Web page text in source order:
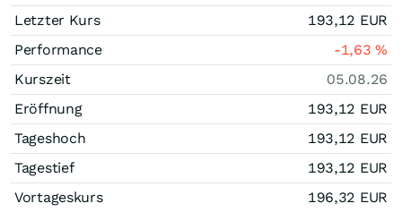
Letzter Kurs
193,12 EUR
Performance
-1,63%
Kurszeit
05.08.26
Eröffnung
193,12 EUR
Tageshoch
193,12 EUR
Tagestief
193,12 EUR
Vortageskurs
196,32 EUR